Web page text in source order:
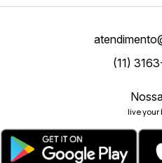
(11)
live your